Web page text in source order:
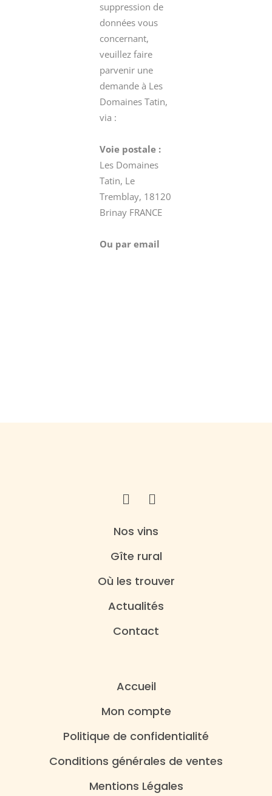
suppression de
données vous
concernant,
veuillez faire
parvenir une
demande à Les
Domaines Tatin,
via :
Voie postale :
Les Domaines
Tatin, Le
Tremblay, 18120
Brinay FRANCE
Ou par email
Nos vins
Gîte rural
Où les trouver
Actualités
Contact
Accueil
Mon compte
Politique de confidentialité
Conditions générales de ventes
Mentions Légales